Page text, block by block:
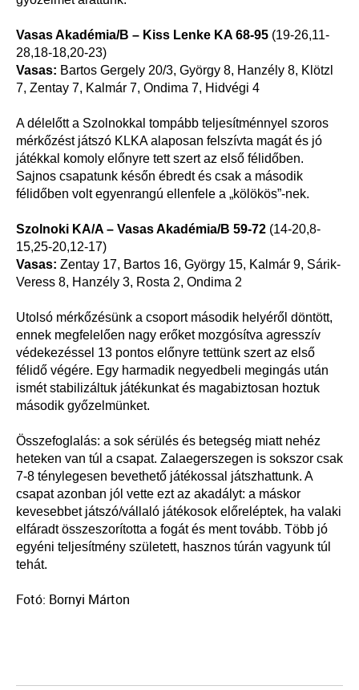
Vasas Akadémia/B – Kiss Lenke KA 68-95 (19-26,11-
28,18-18,20-23)
Vasas: Bartos Gergely 20/3, György 8, Hanzély 8, Klötzl
7, Zentay 7, Kalmár 7, Ondima 7, Hidvégi 4
A délelőtt a Szolnokkal tompább teljesítménnyel szoros
mérkőzést játszó KLKA alaposan felszívta magát és jó
játékkal komoly előnyre tett szert az első félidőben.
Sajnos csapatunk későn ébredt és csak a második
félidőben volt egyenrangú ellenfele a „kölökös”-nek.
Szolnoki KA/A – Vasas Akadémia/B 59-72 (14-20,8-
15,25-20,12-17)
Vasas: Zentay 17, Bartos 16, György 15, Kalmár 9, Sárik-
Veress 8, Hanzély 3, Rosta 2, Ondima 2
Utolsó mérkőzésünk a csoport második helyéről döntött,
ennek megfelelően nagy erőket mozgósítva agresszív
védekezéssel 13 pontos előnyre tettünk szert az első
félidő végére. Egy harmadik negyedbeli megingás után
ismét stabilizáltuk játékunkat és magabiztosan hoztuk
második győzelmünket.
Összefoglalás: a sok sérülés és betegség miatt nehéz
heteken van túl a csapat. Zalaegerszegen is sokszor csak
7-8 ténylegesen bevethető játékossal játszhattunk. A
csapat azonban jól vette ezt az akadályt: a máskor
kevesebbet játszó/vállaló játékosok előreléptek, ha valaki
elfáradt összeszorította a fogát és ment tovább. Több jó
egyéni teljesítmény született, hasznos túrán vagyunk túl
tehát.
Fotó: Bornyi Márton